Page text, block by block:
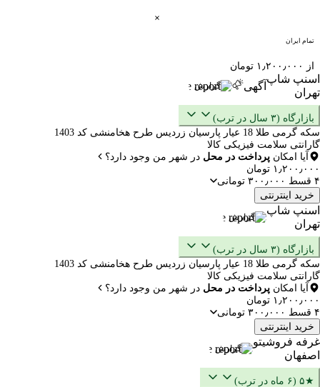
تمام ایران
از ۱٫۲۰۰٫۰۰۰ تومان
اسنپ شاپ
تهران
آگهی گزارش
بازارگاه (۳ سال در ترب)
سکه گرمی طلا 18 عیار پارسیان زردیس طرح هخامنشی کد 1403
گارانتی سلامت فیزیکی کالا
آیا امکان پرداخت در محل در شهر من وجود دارد؟
۱٫۲۰۰٫۰۰۰ تومان
۴ قسط ۳۰۰٫۰۰۰ تومانی
خرید اینترنتی
اسنپ شاپ
تهران
گزارش
بازارگاه (۳ سال در ترب)
سکه گرمی طلا 18 عیار پارسیان زردیس طرح هخامنشی کد 1403
گارانتی سلامت فیزیکی کالا
آیا امکان پرداخت در محل در شهر من وجود دارد؟
۱٫۲۰۰٫۰۰۰ تومان
۴ قسط ۳۰۰٫۰۰۰ تومانی
خرید اینترنتی
غرفه فروشیتو
اصفهان
گزارش
★۵ (۶ ماه در ترب)